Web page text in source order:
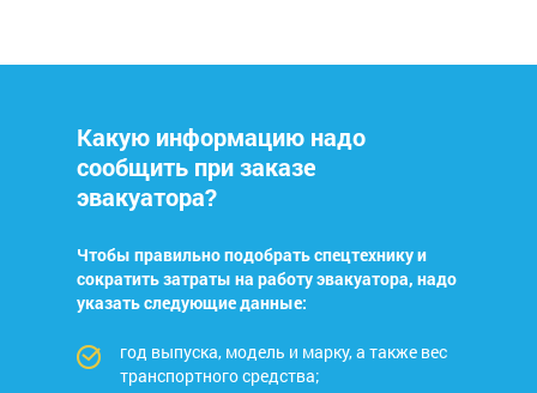
Какую информацию надо
сообщить при заказе
эвакуатора?
Чтобы правильно подобрать спецтехнику и
сократить затраты на работу эвакуатора, надо
указать следующие данные:
год выпуска, модель и марку, а также вес
транспортного средства;